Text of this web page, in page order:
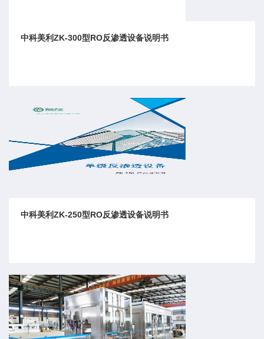
中科美利ZK-300型RO反渗透设备说明书
中科美利ZK-250型RO反渗透设备说明书